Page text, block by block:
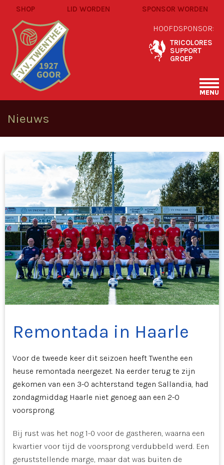
SHOP LID WORDEN SPONSOR WORDEN
HOOFDSPONSOR:
TRICOLORES
SUPPORT
GROEP
MENU
Nieuws
Remontada in Haarle
Voor de tweede keer dit seizoen heeft Twenthe een
heuse remontada neergezet. Na eerder terug te zijn
gekomen van een 3-0 achterstand tegen Sallandia, had
zondagmiddag Haarle niet genoeg aan een 2-0
voorsprong.
Bij rust was het nog 1-0 voor de gastheren, waarna een
kwartier voor tijd de voorsprong verdubbeld werd. Een
geruststellende marge, maar dat was buiten de